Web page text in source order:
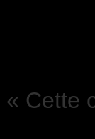
« Cette